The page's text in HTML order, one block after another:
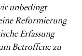
unbedingt
Reformierung
Erfassung
Betroffene zu